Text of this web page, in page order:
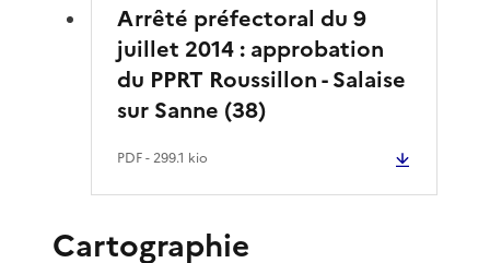
Arrêté préfectoral du 9
juillet 2014 : approbation
du PPRT Roussillon - Salaise
sur Sanne (38)
PDF- 299.1 kio
Cartographie